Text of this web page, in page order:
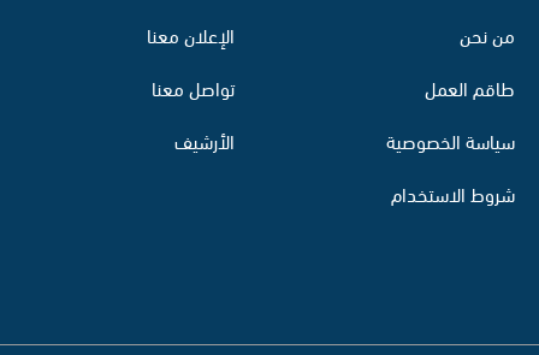
من نحن
طاقم العمل
سياسة الخصوصية
شروط الاستخدام
الإعلان معنا
تواصل معنا
الأرشيف